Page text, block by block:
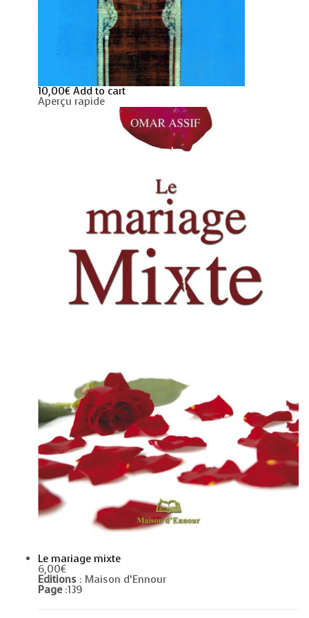
10,00€ Add to cart
Aperçu rapide
Le mariage mixte
6,00€
Editions : Maison d’Ennour
Page:139